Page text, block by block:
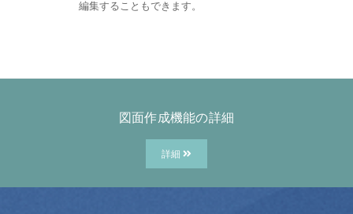
編集することもできます。
図面作成機能の詳細
詳細